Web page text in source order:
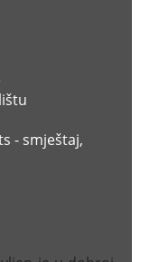
- smještaj,